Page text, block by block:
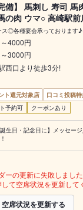
備】 馬刺し 寿司 馬
の肉 ウマ○ 高崎駅前
ス◎各種宴会承っております♪
4000円
3000円
西口より徒歩3分!
ト還元対象店
口コミ投稿
予約可 クーポンあり
誕生日・記念日に】メッセー
ーの更新に失敗しました
て空席状況を更新して
空席状況を更新する